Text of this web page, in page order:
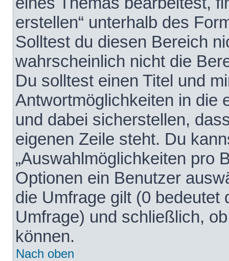
erstellen“ unterhalb des
Solltest du diesen Bereich
wahrscheinlich nicht die
Du solltest einen Titel und
Antwortmöglichkeiten in die
und dabei sicherstellen,
eigenen Zeile steht. Du
„Auswahlmöglichkeiten pro
Optionen ein Benutzer
die Umfrage gilt (0 bedeutet
Umfrage) und schließlich,
können.
Nach oben